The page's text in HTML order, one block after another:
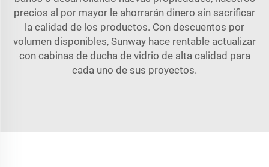
precios al por mayor le ahorrarán dinero sin sacrificar
la calidad de los productos. Con descuentos por
volumen disponibles, Sunway hace rentable actualizar
con cabinas de ducha de vidrio de alta calidad para
cada uno de sus proyectos.